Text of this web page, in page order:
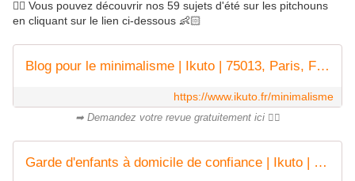
👉🏻 Vous pouvez découvrir nos 59 sujets d'été sur les pitchouns
en cliquant sur le lien ci-dessous 👶🏻
Blog pour le minimalisme | Ikuto | 75013, Paris, France
https://www.ikuto.fr/minimalisme
➡ Demandez votre revue gratuitement ici 👌🏻
Garde d'enfants à domicile de confiance | Ikuto | Paris - France